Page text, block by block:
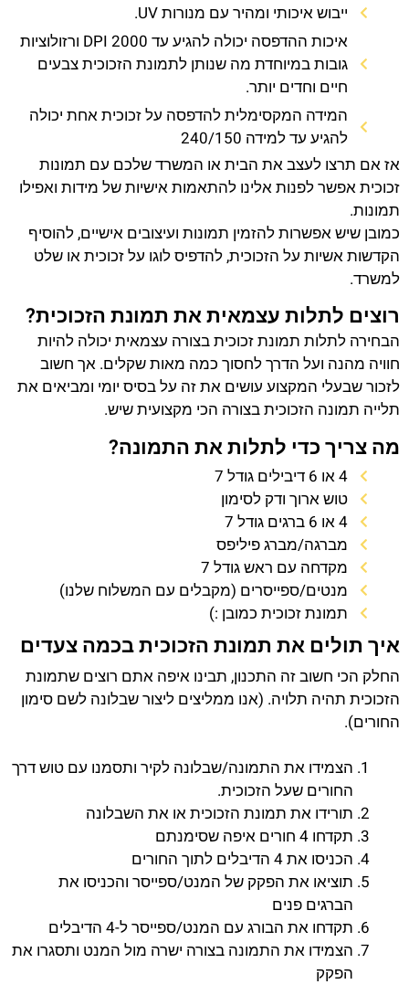
ייבוש איכותי ומהיר עם מנורות UV.
איכות ההדפסה יכולה להגיע עד 2000 DPI ורזולוציות
גובות במיוחדת מה שנותן לתמונת הזכוכית צבעים
חיים וחדים יותר.
המידה המקסימלית להדפסה על זכוכית אחת יכולה
להגיע עד למידה 240/150
אז אם תרצו לעצב את הבית או המשרד שלכם עם תמונות
זכוכית אפשר לפנות אלינו להתאמות אישיות של מידות ואפילו
תמונות.
כמובן שיש אפשרות להזמין תמונות ועיצובים אישיים, להוסיף
הקדשות אשיות על הזכוכית, להדפיס לוגו על זכוכית או שלט
למשרד.
רוצים לתלות עצמאית את תמונת הזכוכית?
הבחירה לתלות תמונת זכוכית בצורה עצמאית יכולה להיות
חוויה מהנה ועל הדרך לחסוך כמה מאות שקלים. אך חשוב
לזכור שבעלי המקצוע עושים את זה על בסיס יומי ומביאים את
תלייה תמונה הזכוכית בצורה הכי מקצועית שיש.
מה צריך כדי לתלות את התמונה?
4 או 6 דיבילים גודל 7
טוש ארוך ודק לסימון
4 או 6 ברגים גודל 7
מברגה/מברג פיליפס
מקדחה עם ראש גודל 7
מנטים/ספייסרים (מקבלים עם המשלוח שלנו)
תמונת זכוכית כמובן :)
איך תולים את תמונת הזכוכית בכמה צעדים
החלק הכי חשוב זה התכנון, תבינו איפה אתם רוצים שתמונת
הזכוכית תהיה תלויה. (אנו ממליצים ליצור שבלונה לשם סימון
החורים).
הצמידו את התמונה/שבלונה לקיר ותסמנו עם טוש דרך
החורים שעל הזכוכית.
תורידו את תמונת הזכוכית או את השבלונה
תקדחו 4 חורים איפה שסימנתם
הכניסו את 4 הדיבלים לתוך החורים
תוציאו את הפקק של המנט/ספייסר והכניסו את
הברגים פנים
תקדחו את הבורג עם המנט/ספייסר ל-4 הדיבלים
הצמידו את התמונה בצורה ישרה מול המנט ותסגרו את
הפקק